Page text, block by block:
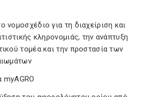
νομοσχέδιο για τη διαχείριση και
κληρονομιάς, την ανάπτυξη
τομέα και την προστασία των